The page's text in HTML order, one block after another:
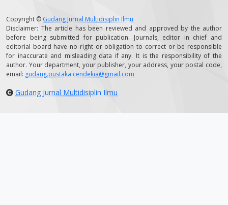
Copyright © Gudang Jurnal Multidisiplin Ilmu
Disclaimer: The article has been reviewed and approved by the author
before being submitted for publication. Journals, editor in chief and
editorial board have no right or obligation to correct or be responsible
for inaccurate and misleading data if any. It is the responsibility of the
author. Your department, your publisher, your address, your postal code,
email: gudang.pustaka.cendekia@gmail.com
Gudang Jurnal Multidisiplin Ilmu